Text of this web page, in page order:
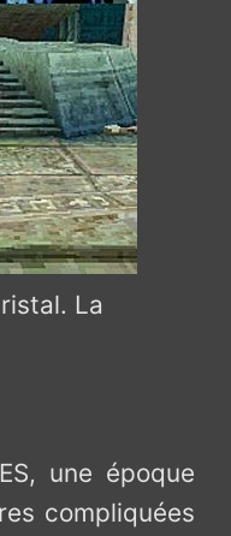
La
une époque
compliquées